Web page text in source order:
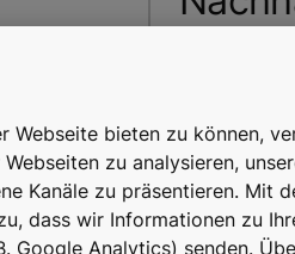
reduziert
KONE hat
arbeiten.
Webseite bieten zu können,
zu analysieren,
Kanäle zu präsentieren. Mit
dass wir Informationen zu
Google Analytics) senden.